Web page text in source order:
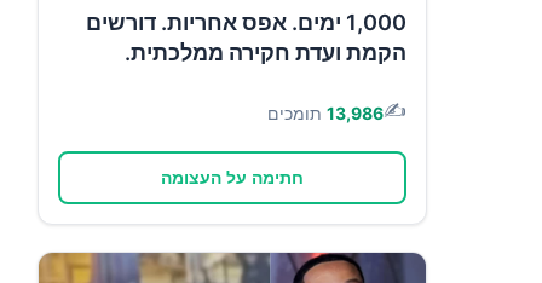
1,000 ימים. אפס אחריות. דורשים
הקמת ועדת חקירה ממלכתית.
✍️
13,986 תומכים
חתימה על העצומה